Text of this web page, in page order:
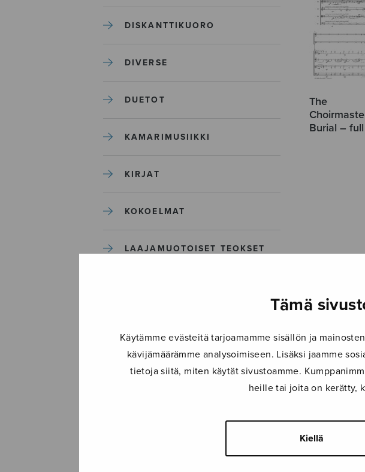
Tämä
Käytämme evästeitä tarjoamamme sisällön ja
kävijämäärämme analysoimiseen. Lisäksi jaamme
tietoja siitä, miten käytät sivustoamme.
heille tai joita on kerätty,
Kiellä
DISKANTTIKUORO
DIVERSE
DUETOT
KAMARIMUSIIKKI
KIRJAT
KOKOELMAT
LAAJAMUOTOISET TEOKSET
MUUT
The
Burial –